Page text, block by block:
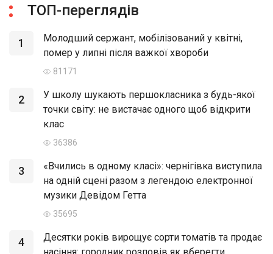
ТОП-переглядів
1
Молодший сержант, мобілізований у квітні,
помер у липні після важкої хвороби
81171
2
У школу шукають першокласника з будь-якої
точки світу: не вистачає одного щоб відкрити
клас
36386
3
«Вчились в одному класі»: чернігівка виступила
на одній сцені разом з легендою електронної
музики Девідом Гетта
35695
4
Десятки років вирощує сорти томатів та продає